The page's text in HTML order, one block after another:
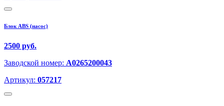
Блок ABS (насос)
2500 руб.
Заводской номер: A0265200043
Артикул: 057217